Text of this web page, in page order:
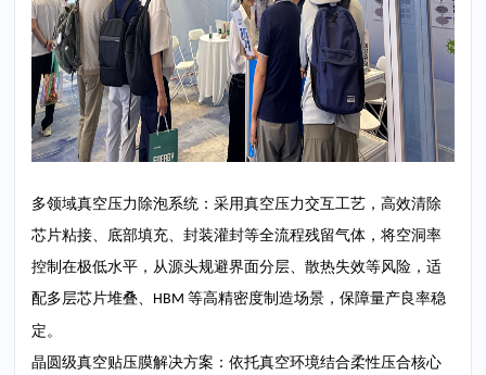
多领域真空压力除泡系统：采用真空压力交互工艺，高效清除
芯片粘接、底部填充、封装灌封等全流程残留气体，将空洞率
控制在极低水平，从源头规避界面分层、散热失效等风险，适
配多层芯片堆叠、 HBM等高精密度制造场景，保障量产良率稳
定。
晶圆级真空贴压膜解决方案：依托真空环境结合柔性压合核心